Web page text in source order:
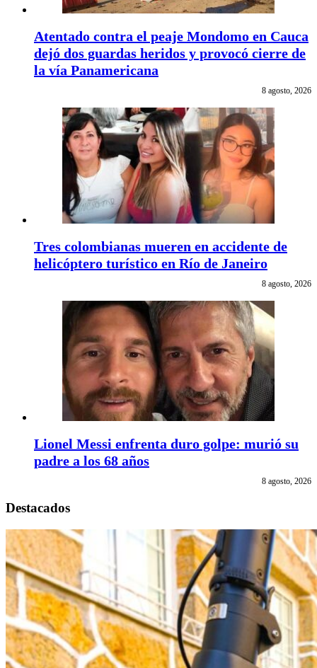
Atentado contra el peaje Mondomo en Cauca
dejó dos guardas heridos y provocó cierre de
la vía Panamericana
8 agosto, 2026
Tres colombianas mueren en accidente de
helicóptero turístico en Río de Janeiro
8 agosto, 2026
Lionel Messi enfrenta duro golpe: murió su
padre a los 68 años
8 agosto, 2026
Destacados